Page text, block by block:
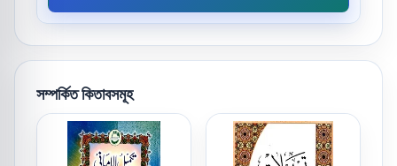
সম্পর্কিত কিতাবসমূহ